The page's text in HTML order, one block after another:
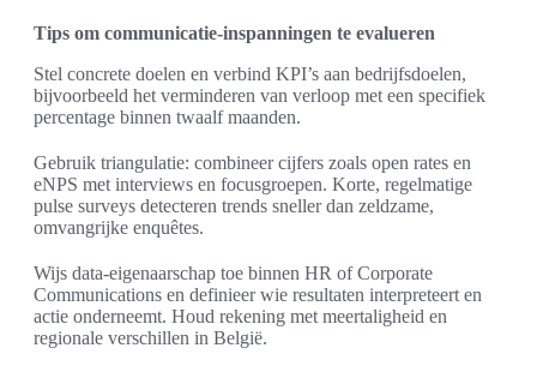
Tips om communicatie-inspanningen te evalueren
Stel concrete doelen en verbind KPI’s aan bedrijfsdoelen,
bijvoorbeeld het verminderen van verloop met een specifiek
percentage binnen twaalf maanden.
Gebruik triangulatie: combineer cijfers zoals open rates en
eNPS met interviews en focusgroepen. Korte, regelmatige
pulse surveys detecteren trends sneller dan zeldzame,
omvangrijke enquêtes.
Wijs data-eigenaarschap toe binnen HR of Corporate
Communications en definieer wie resultaten interpreteert en
actie onderneemt. Houd rekening met meertaligheid en
regionale verschillen in België.